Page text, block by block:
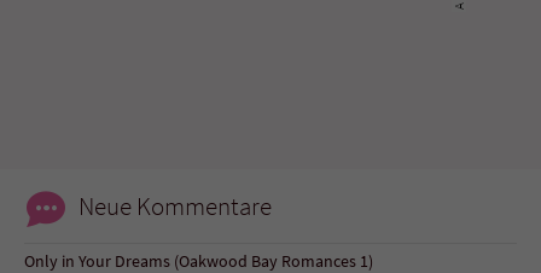
Neue Kommentare
Only in Your Dreams (Oakwood Bay Romances 1)